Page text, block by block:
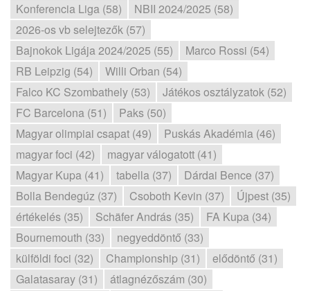
Konferencia Liga (58)
NBII 2024/2025 (58)
2026-os vb selejtezők (57)
Bajnokok Ligája 2024/2025 (55)
Marco Rossi (54)
RB Leipzig (54)
Willi Orban (54)
Falco KC Szombathely (53)
Játékos osztályzatok (52)
FC Barcelona (51)
Paks (50)
Magyar olimpiai csapat (49)
Puskás Akadémia (46)
magyar foci (42)
magyar válogatott (41)
Magyar Kupa (41)
tabella (37)
Dárdai Bence (37)
Bolla Bendegúz (37)
Csoboth Kevin (37)
Újpest (35)
értékelés (35)
Schäfer András (35)
FA Kupa (34)
Bournemouth (33)
negyeddöntő (33)
külföldi foci (32)
Championship (31)
elődöntő (31)
Galatasaray (31)
átlagnézőszám (30)